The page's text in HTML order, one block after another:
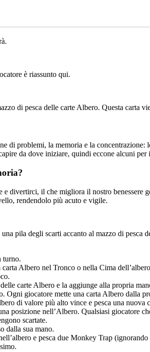
è riassunto qui.
di pesca delle carte Albero. Questa carta
problemi, la memoria e la concentrazione:
da dove iniziare, quindi eccone alcuni per
divertirci, il che migliora il nostro benessere
rendendolo più acuto e vigile.
pila degli scarti accanto al mazzo di pesca
turno.
Albero nel Tronco o nella Cima
carte Albero e la aggiunge alla propria
Ogni giocatore mette una carta Albero dalla
di valore più alto vince e pesca una
posizione nell’Albero. Qualsiasi giocatore
scartate.
dalla sua mano.
e pesca due Monkey Trap